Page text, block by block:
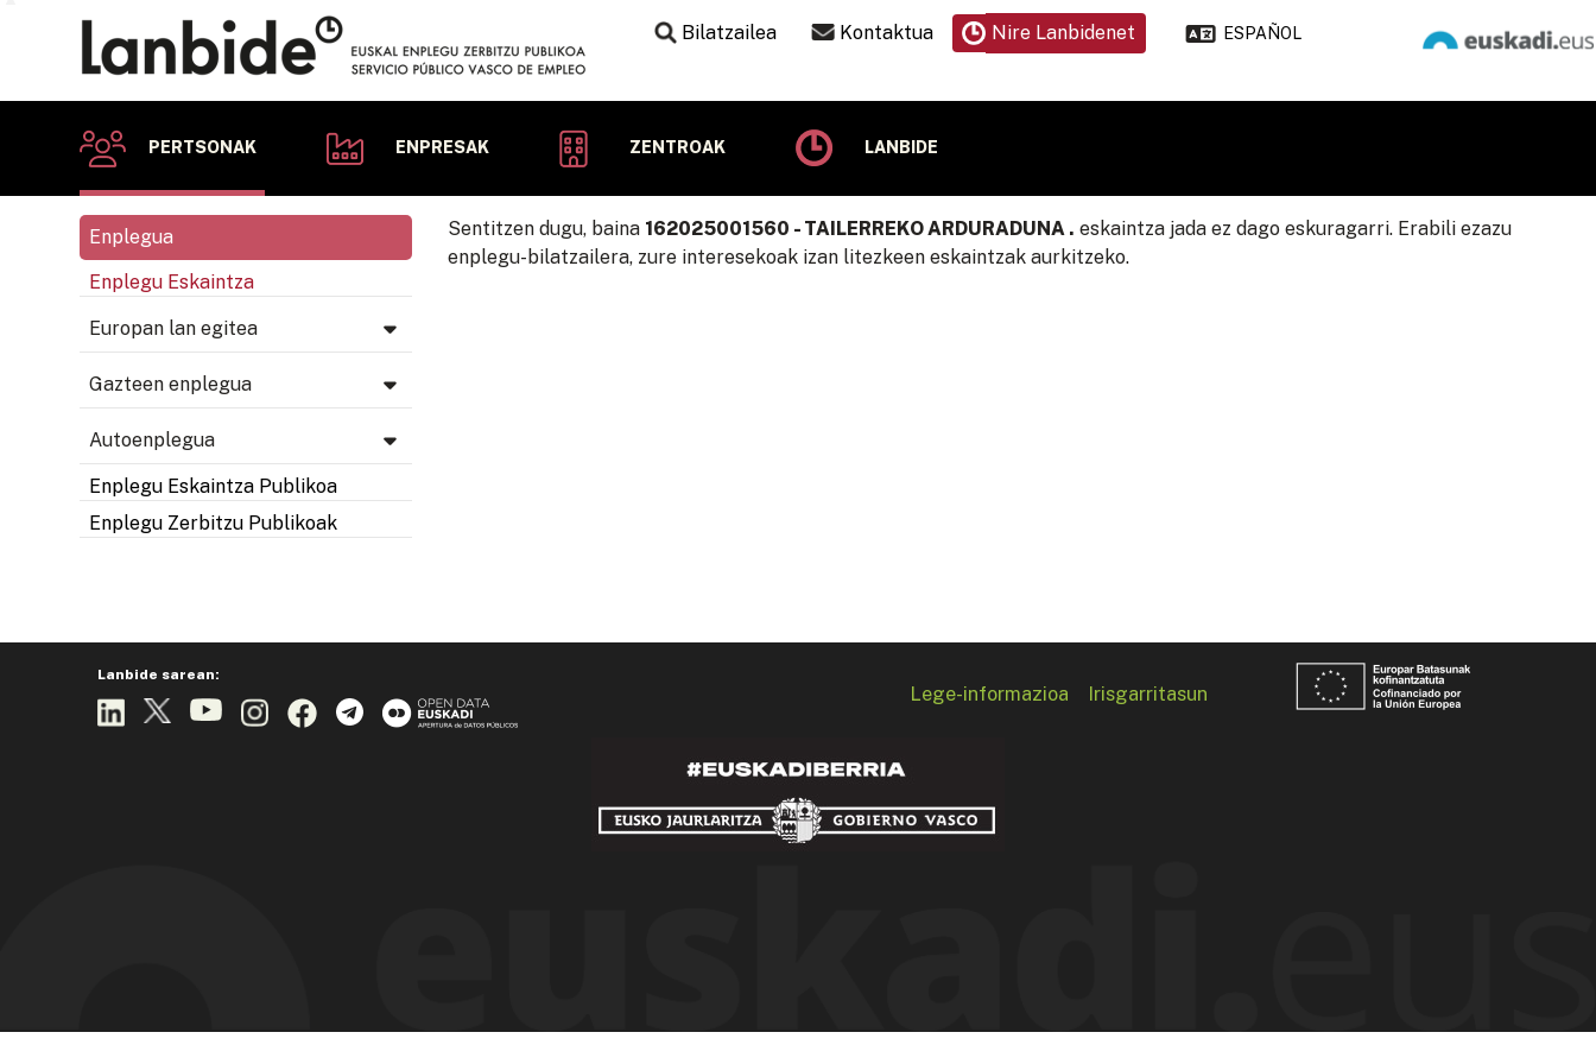
Bilatzailea Kontaktua Nire Lanbidenet ESPAÑOL
PERTSONAK ENPRESAK ZENTROAK LANBIDE
Enplegua
Enplegu Eskaintza
Europan lan egitea
Gazteen enplegua
Autoenplegua
Enplegu Eskaintza Publikoa
Enplegu Zerbitzu Publikoak
Sentitzen dugu, baina 162025001560 - TAILERREKO ARDURADUNA . eskaintza jada ez dago eskuragarri. Erabili ezazu
enplegu-bilatzailera, zure interesekoak izan litezkeen eskaintzak aurkitzeko.
Lanbide sarean:
Lege-informazioa Irisgarritasun